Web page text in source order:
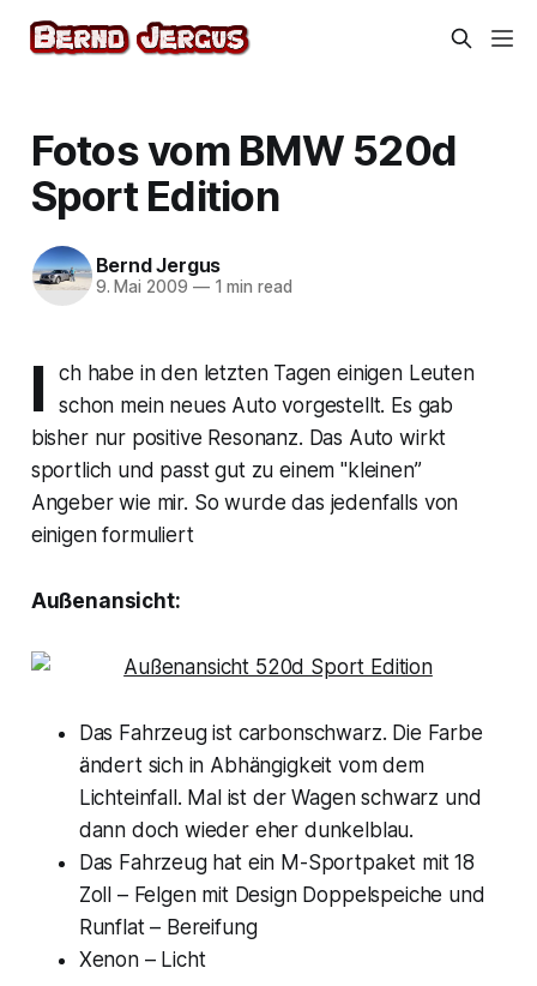
Fotos vom BMW 520d
Sport Edition
Bernd Jergus
9. Mai 2009 —1 min read
I
ch habe in den letzten Tagen einigen Leuten
schon mein neues Auto vorgestellt. Es gab
bisher nur positive Resonanz. Das Auto wirkt
sportlich und passt gut zu einem "kleinen”
Angeber wie mir. So wurde das jedenfalls von
einigen formuliert
Außenansicht:
Das Fahrzeug ist carbonschwarz. Die Farbe
ändert sich in Abhängigkeit vom dem
Lichteinfall. Mal ist der Wagen schwarz und
dann doch wieder eher dunkelblau.
Das Fahrzeug hat ein M-Sportpaket mit 18
Zoll – Felgen mit Design Doppelspeiche und
Runflat – Bereifung
Xenon – Licht